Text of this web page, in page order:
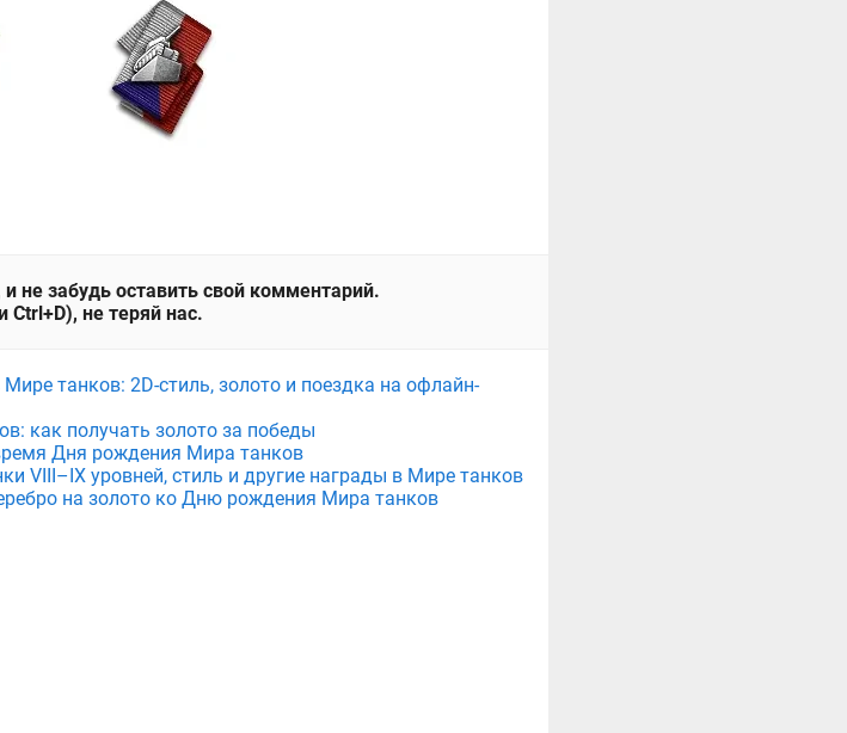
не забудь оставить свой комментарий.
не теряй нас.
танков: 2D-стиль, золото и поездка на офлайн-
как получать золото за победы
Дня рождения Мира танков
VIII–IX уровней, стиль и другие награды в Мире танков
на золото ко Дню рождения Мира танков